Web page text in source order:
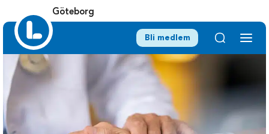
Göteborg
Bli medlem